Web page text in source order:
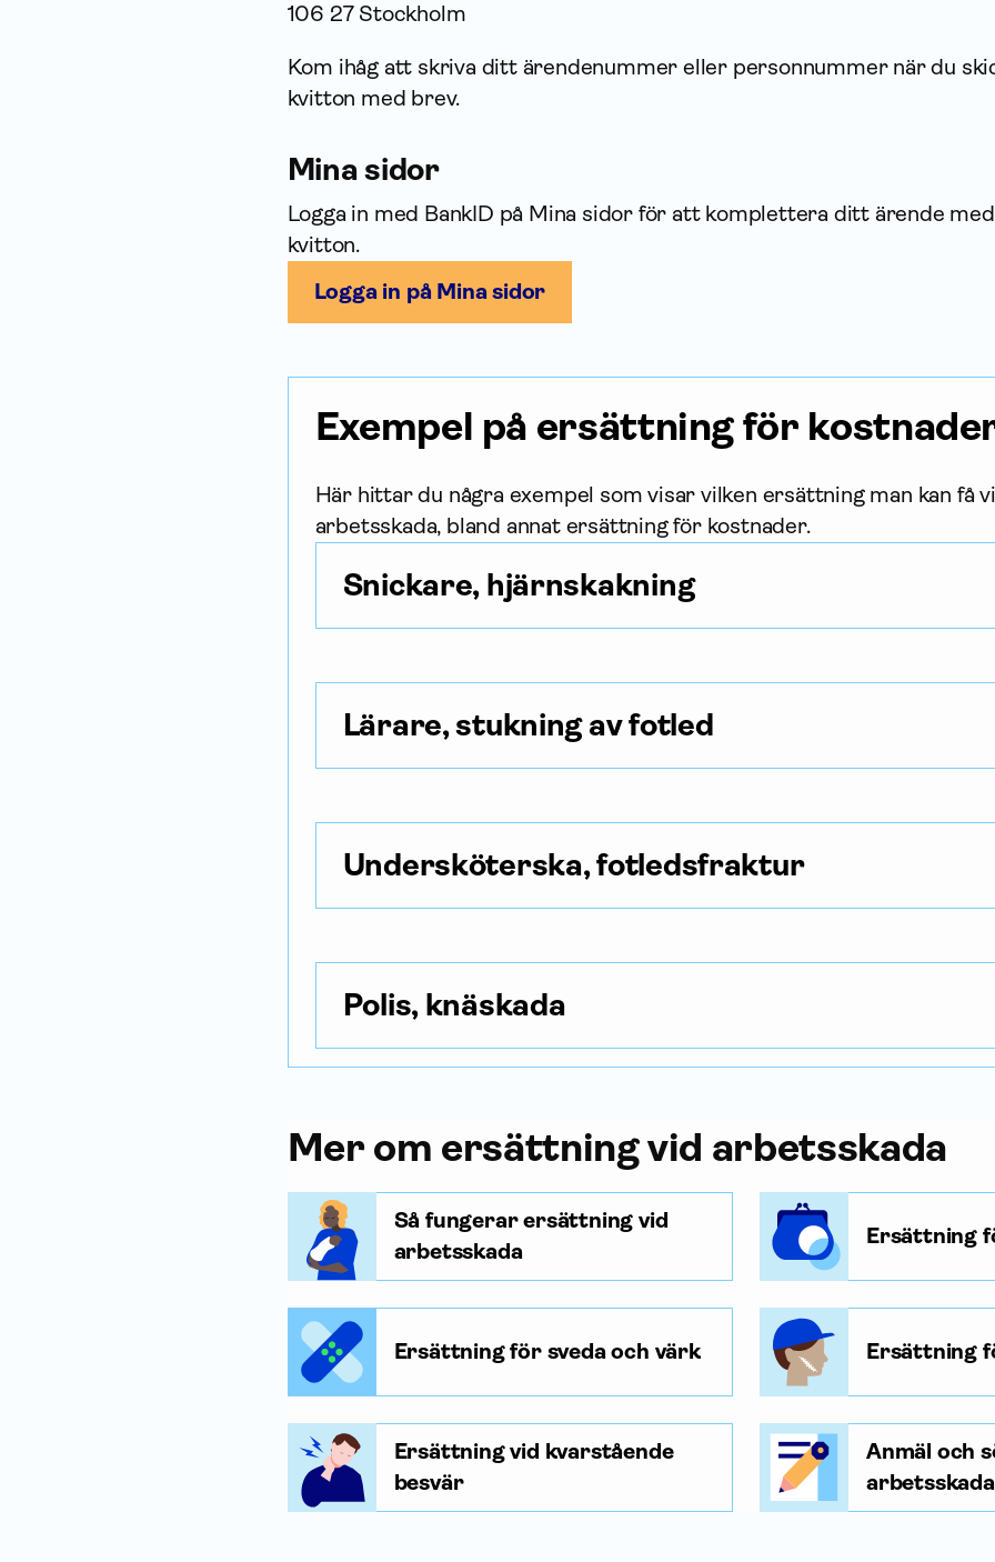
106 27 Stockholm
Kom ihåg att skriva ditt ärendenummer eller personnummer när du
kvitton med brev.
Mina sidor
Logga in med BankID på Mina sidor för att komplettera ditt ärende med
kvitton.
Logga in på Mina sidor
Exempel på ersättning för
Här hittar du några exempel som visar vilken ersättning man kan få
arbetsskada, bland annat ersättning för kostnader.
Snickare, hjärnskakning
Lärare, stukning av fotled
Undersköterska, fotledsfraktur
Polis, knäskada
Mer om ersättning vid arbetsskada
Så fungerar ersättning vid
arbetsskada
Ersättning
Ersättning för sveda och värk Ersättning
Ersättning vid kvarstående
besvär
Anmäl och
arbetsskada